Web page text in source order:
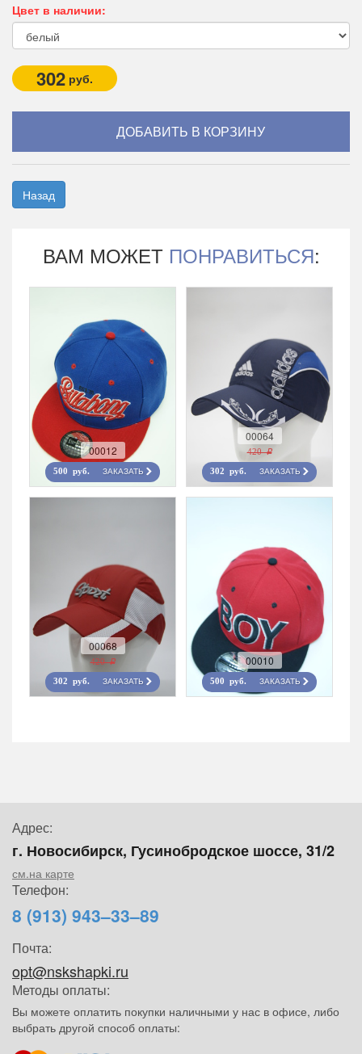
Цвет в наличии:
302 руб.
Назад
ВАМ МОЖЕТ ПОНРАВИТЬСЯ:
00012
500 руб. ЗАКАЗАТЬ
00064
420 r
302 руб. ЗАКАЗАТЬ
00068
420 r
302 руб. ЗАКАЗАТЬ
00010
500 руб. ЗАКАЗАТЬ
Адрес:
г. Новосибирск, Гусинобродское шоссе, 31/2
см.на карте
Телефон:
8 (913) 943–33–89
Почта:
opt@nskshapki.ru
Методы оплаты:
Вы можете оплатить покупки наличными у нас в офисе, либо
выбрать другой способ оплаты: